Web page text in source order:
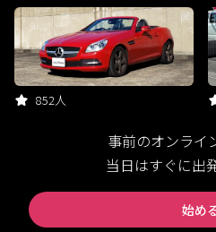
852人
事前のオンライ
当日はすぐに出
始め